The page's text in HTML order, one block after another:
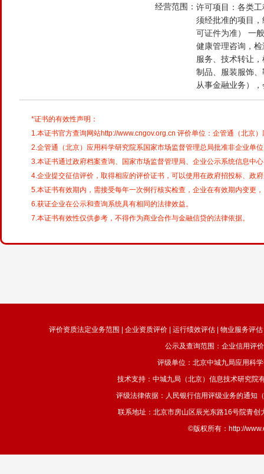
经营范围： 许可项目：各类
须经批准的项目
可证件为准） 一
健康管理咨询，
服务、技术转让
制品、服装服饰
从事金融业务）
的安装、维修。
*证书的有效性声明：
1.本证书官方查询网站http://www.cngov.org.cn 评价单位：企管通（北京
2.企管通（北京）应用科学研究院系国家市场监督管理总局批准非企业单
3.本证书通过政府档案查询、国家市场监督管理局、企业公示系统信息中
4.企业提交征信评价，取得相应的评价证书，可以使用在政府招投标、政
5.本证书有效期内，需接受每年一次例行核实检查，企业在有效期内变更
6.获证企业在公示和查询系统具有相同的法律效益。
7.本证书有效性仅供参考，不得作为商业合作与金融信贷的法律依据。
评价资质法定业务范围 | 企业资质评价 | 运行绩效评估 | 物业服务评
公示及查询范围：企业信用评
评级单位：北京中城九局应用科
技术支持：中城九局（北京）信息技术研究院
评级法律依据：人民银行信用评级业务的通知
联系地址：北京市房山区辰光东路16号院青
©版权所有：http://